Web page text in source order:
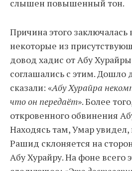
слышен повышенный тон.
Причина этого заключалась
некоторые из
довод хадис от Абу
соглашались с этим. Дошло
сказали: «Абу Хурайра
что он передаёт». Более
откровенного обвинения
Находясь там, Умар увидел,
Рашид склоняется на
Абу Хурайру. На фоне всего